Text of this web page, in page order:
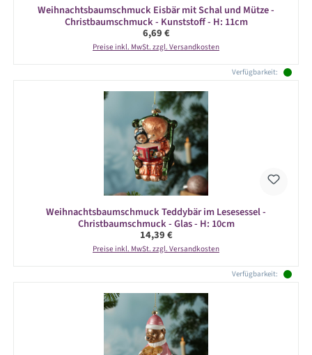
Weihnachtsbaumschmuck Eisbär mit Schal und Mütze -
Christbaumschmuck - Kunststoff - H: 11cm
Regulärer Preis:
6,69 €
Preise inkl. MwSt. zzgl. Versandkosten
Verfügbarkeit:
Weihnachtsbaumschmuck Teddybär im Lesesessel -
Christbaumschmuck - Glas - H: 10cm
Regulärer Preis:
14,39 €
Preise inkl. MwSt. zzgl. Versandkosten
Verfügbarkeit: